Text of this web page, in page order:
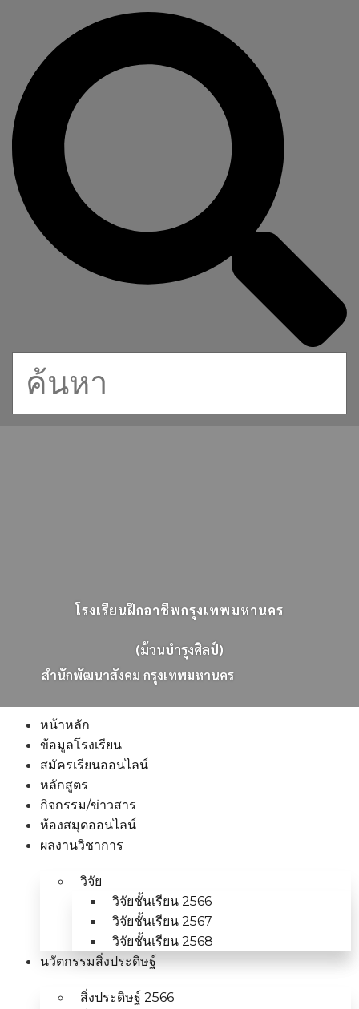
โรงเรียนฝึกอาชีพกรุงเทพมหานคร
(ม้วนบำรุงศิลป์)
สนกพฒนาสงคม กรงเทพมหานคร
หน้าหลัก
ข้อมูลโรงเรียน
สมัครเรียนออนไลน์
หลักสูตร
กิจกรรม/ข่าวสาร
ห้องสมุดออนไลน์
ผลงานวิชาการ
วิจัย
วิจัยชั้นเรียน 2566
วิจัยชั้นเรียน 2567
วิจัยชั้นเรียน 2568
นวัตกรรมสิ่งประดิษฐ์
สิ่งประดิษฐ์ 2566